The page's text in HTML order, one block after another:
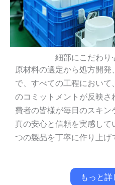
細部にこだわり
原材料の選定から処方開発
で、すべての工程におい
のコミットメントが反映
費者の皆様が毎日のスキン
真の安心と信頼を実感して
つの製品を丁寧に作り上げ
もっと